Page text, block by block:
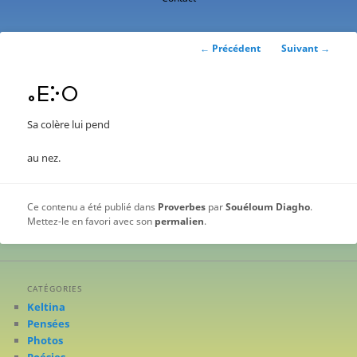
Navigation
← Précédent Suivant →
ⴰⴹⴾⵔ
Sa colère lui pend
au nez.
Ce contenu a été publié dans Proverbes parSouéloum Diagho.
Mettez-le en favori avec son permalien.
CATÉGORIES
Keltina
Pensées
Photos